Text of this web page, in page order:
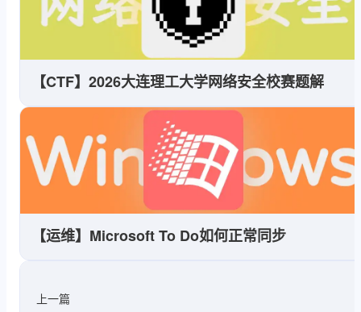
【CTF】2026大连理工大学网络安全校赛题解
【运维】Microsoft To Do如何正常同步
上一篇